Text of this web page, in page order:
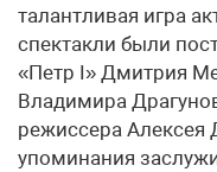
талантливая игра
спектакли были
«Петр I» Дмитрия
Владимира
режиссера Алексея
упоминания